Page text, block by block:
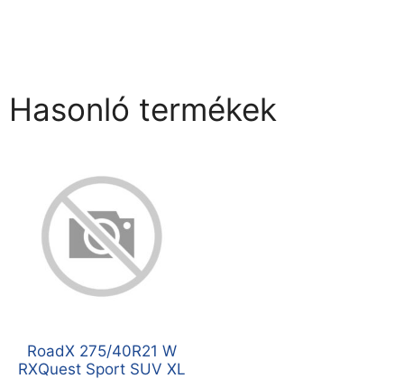
Hasonló termékek
RoadX 275/40R21 W
RXQuest Sport SUV XL